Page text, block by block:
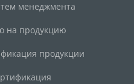
менеджмента
на продукцию
продукции